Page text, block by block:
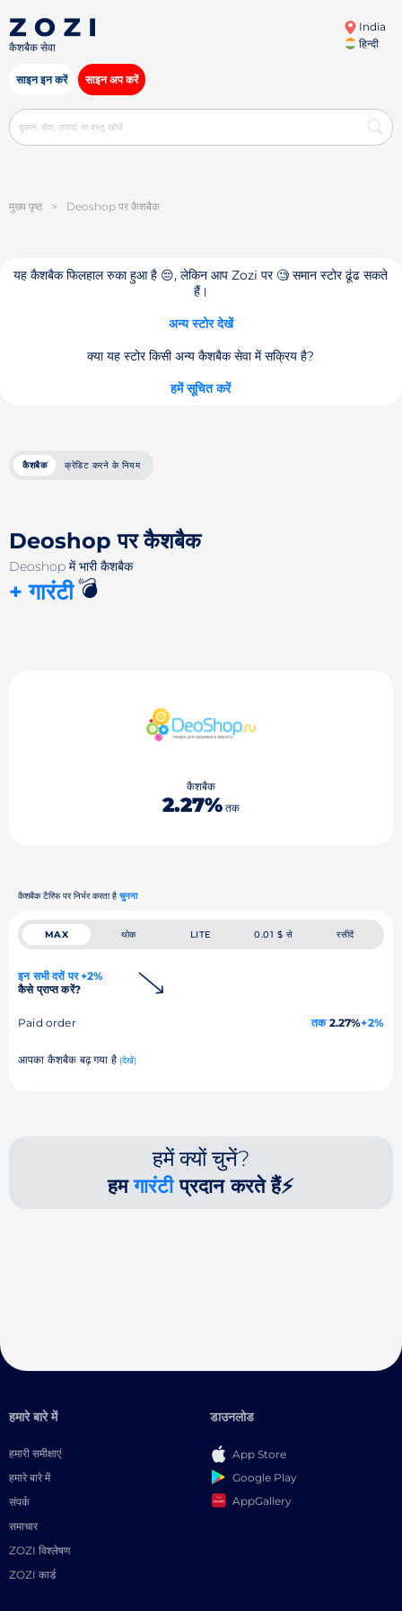
कैशबैक सेवा
India
हिन्दी
साइन इन करें साइन अप करें
मुख्य पृष्ठ > Deoshop पर कैशबैक
यह कैशबैक फिलहाल रुका हुआ है 😔, लेकिन आप Zozi पर 🧐 समान स्टोर ढूंढ सकते
हैं।
अन्य स्टोर देखें
क्या यह स्टोर किसी अन्य कैशबैक सेवा में सक्रिय है?
हमें सूचित करें
कैशबैक क्रेडिट करने के नियम
Deoshop पर कैशबैक
Deoshop में भारी कैशबैक
+ गारंटी💣
कैशबैक
2.27%तक
कैशबैक टैरिफ पर निर्भर करता है चुनना
MAX थोक LITE 0.01 $ से रसीदें
इन सभी दरों पर +2%
कैसे प्राप्त करें?
Paid order तक2.27%+2%
आपका कैशबैक बढ़ गया है (देखें)
हमें क्यों चुनें?
हमगारंटीप्रदान करते हैं⚡
हमारे बारे में
हमारी समीक्षाएं
हमारे बारे में
संपर्क
समाचार
ZOZI विश्लेषण
ZOZI कार्ड
डाउनलोड
App Store
Google Play
AppGallery